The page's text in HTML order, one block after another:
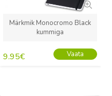
Märkmik Monocromo Black
kummiga
9.95€ Vaata